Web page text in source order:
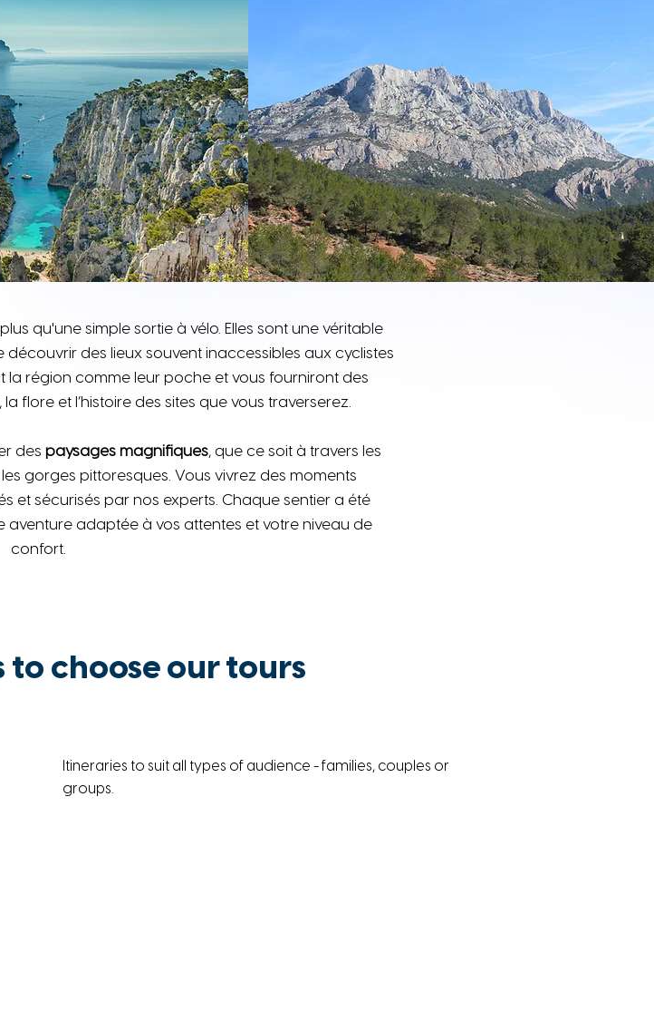
qu'une simple sortie à vélo. Elles sont une véritable
des lieux souvent inaccessibles aux cyclistes
la région comme leur poche et vous fourniront des
flore et l’histoire des sites que vous traverserez.
des paysages magnifiques, que ce soit à travers les
gorges pittoresques. Vous vivrez des moments
et sécurisés par nos experts. Chaque sentier a été
adaptée à vos attentes et votre niveau de
confort.
to choose our tours
Itineraries to suit all types of audience - families, couples or
groups.